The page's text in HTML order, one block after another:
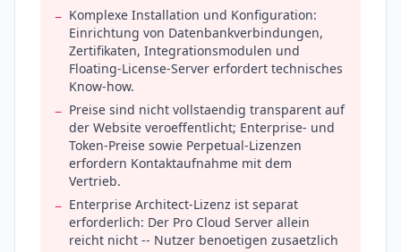
− Komplexe Installation und Konfiguration:
Einrichtung von Datenbankverbindungen,
Zertifikaten, Integrationsmodulen und
Floating-License-Server erfordert technisches
Know-how.
− Preise sind nicht vollstaendig transparent auf
der Website veroeffentlicht; Enterprise- und
Token-Preise sowie Perpetual-Lizenzen
erfordern Kontaktaufnahme mit dem
Vertrieb.
− Enterprise Architect-Lizenz ist separat
erforderlich: Der Pro Cloud Server allein
reicht nicht -- Nutzer benoetigen zusaetzlich